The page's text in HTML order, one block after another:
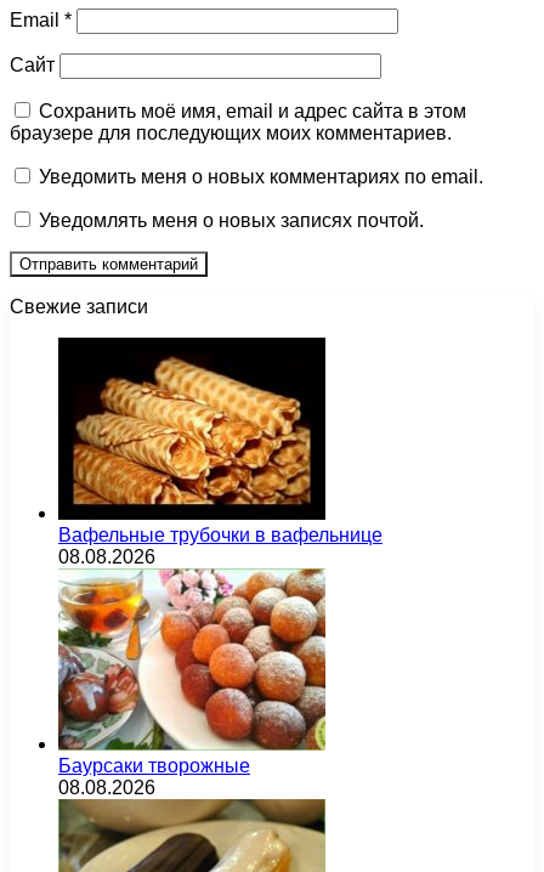
Email *
Сайт
Сохранить моё имя, email и адрес сайта в этом
браузере для последующих моих комментариев.
Уведомить меня о новых комментариях по email.
Уведомлять меня о новых записях почтой.
Свежие записи
Вафельные трубочки в вафельнице
08.08.2026
Баурсаки творожные
08.08.2026